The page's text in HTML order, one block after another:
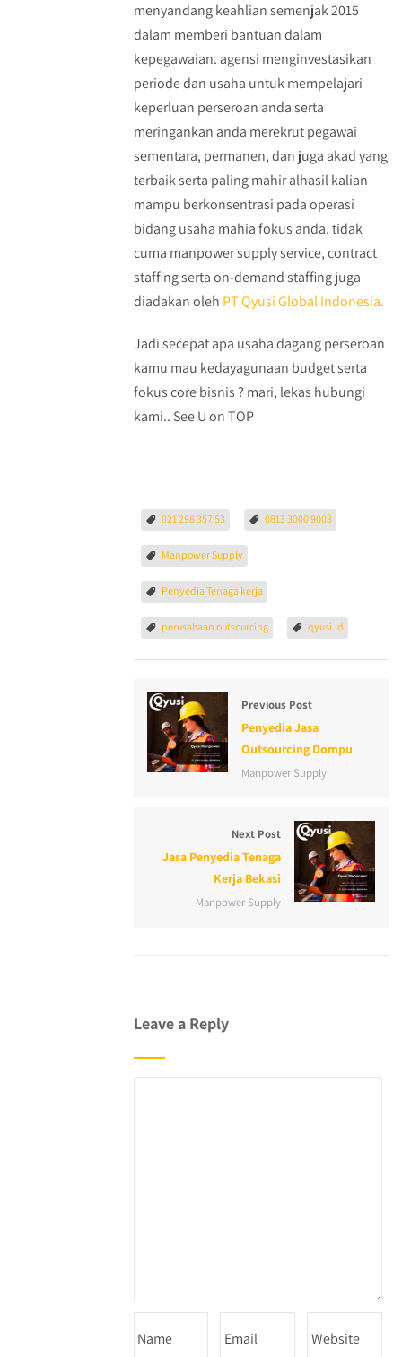
menyandang keahlian semenjak 2015
dalam memberi bantuan dalam
kepegawaian. agensi menginvestasikan
periode dan usaha untuk mempelajari
keperluan perseroan anda serta
meringankan anda merekrut pegawai
sementara, permanen, dan juga akad yang
terbaik serta paling mahir alhasil kalian
mampu berkonsentrasi pada operasi
bidang usaha mahia fokus anda. tidak
cuma manpower supply service, contract
staffing serta on-demand staffing juga
diadakan oleh PT Qyusi Global Indonesia.
Jadi secepat apa usaha dagang perseroan
kamu mau kedayagunaan budget serta
fokus core bisnis ? mari, lekas hubungi
kami.. See U on TOP
021 298 357 53 0813 3000 9003
Manpower Supply
Penyedia Tenaga kerja
perusahaan outsourcing qyusi.id
Previous Post
Penyedia Jasa
Outsourcing Dompu
Manpower Supply
Next Post
Jasa Penyedia Tenaga
Kerja Bekasi
Manpower Supply
Leave a Reply